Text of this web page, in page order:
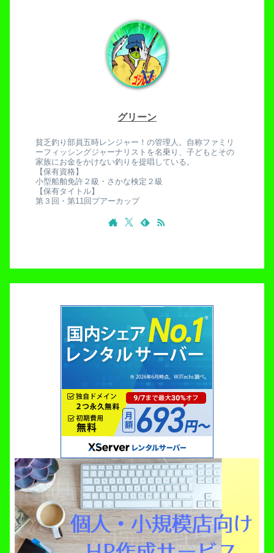
グリーン
貧乏釣り部員五時レンジャー！の管理人。自称ファミリ
ーフィッシングジャーナリストを名乗り、子どもとその
家族にお金をかけない釣りを提唱している。
【保有資格】
小型船舶免許２級・さかな検定２級
【保有タイトル】
第３回・第11回プアーカップ